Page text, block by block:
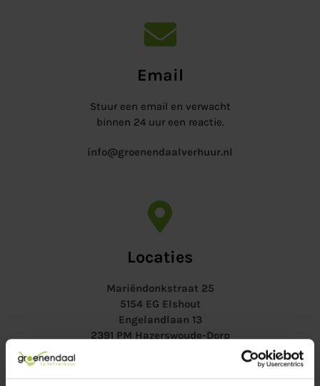
Email
Stuur een email en verwacht
binnen 24 uur een reactie.
info@groenendaalverhuur.nl
Locaties
Mariëndonkstraat 25
5154 EG Elshout
Engelandlaan 13
2391 PM Hazerswoude-Dorp